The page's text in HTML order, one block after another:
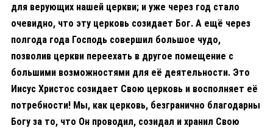
для верующих нашей церкви; и уже через год стало
очевидно, что эту церковь созидает Бог. А ещё через
полгода года Господь совершил большое чудо,
позволив церкви переехать в другое помещение с
большими возможностями для её деятельности. Это
Иисус Христос созидает Свою церковь и восполняет её
потребности! Мы, как церковь, безгранично благодарны
Богу за то, что Он проводил, созидал и хранил Свою